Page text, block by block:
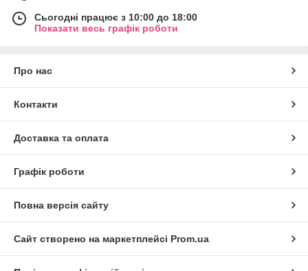
Сьогодні працює з 10:00 до 18:00
Показати весь графік роботи
Про нас
Контакти
Доставка та оплата
Графік роботи
Повна версія сайту
Сайт створено на маркетплейсі Prom.ua